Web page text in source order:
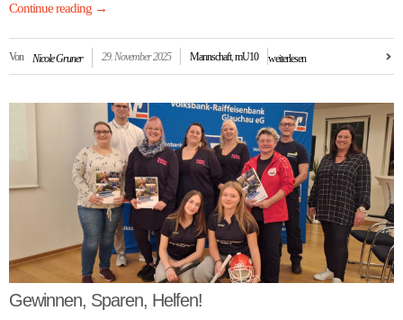
Continue reading →
Von Nicole Gruner 29. November 2025 Mannschaft,mU10 weiterlesen
Gewinnen, Sparen, Helfen!